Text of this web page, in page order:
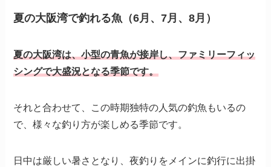
夏の大阪湾で釣れる魚（6月、7月、8月）
夏の大阪湾は、小型の青魚が接岸し、ファミリーフィッ
シングで大盛況となる季節です。
それと合わせて、この時期独特の人気の釣魚もいるの
で、様々な釣り方が楽しめる季節です。
日中は厳しい暑さとなり、夜釣りをメインに釣行に出掛